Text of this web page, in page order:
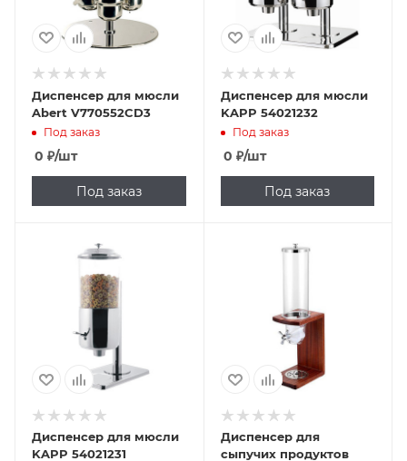
Диспенсер для мюсли
Abert V770552CD3
Под заказ
0 ₽/шт
Под заказ
Диспенсер для мюсли
KAPP 54021232
Под заказ
0 ₽/шт
Под заказ
Диспенсер для мюсли
KAPP 54021231
Диспенсер для
сыпучих продуктов